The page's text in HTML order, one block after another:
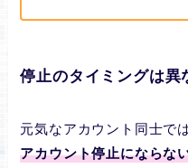
停止のタイミングは異
元気なアカウント同士で
アカウント停止にならな